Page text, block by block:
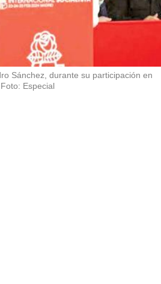
Sánchez, durante su participación en
Especial